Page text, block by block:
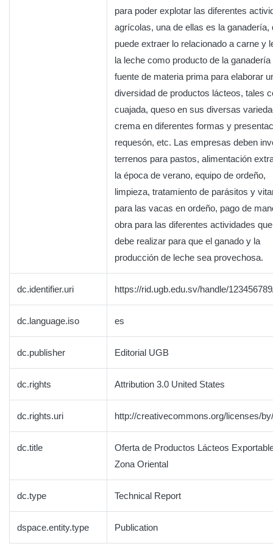
para poder explotar las diferentes
agrícolas, una de ellas es la ganadería,
puede extraer lo relacionado a carne y
la leche como producto de la ganadería
fuente de materia prima para elaborar
diversidad de productos lácteos, tales
cuajada, queso en sus diversas
crema en diferentes formas y
requesón, etc. Las empresas deben
terrenos para pastos, alimentación
la época de verano, equipo de ordeño,
limpieza, tratamiento de parásitos y
para las vacas en ordeño, pago de
obra para las diferentes actividades
debe realizar para que el ganado y la
producción de leche sea provechosa.
dc.identifier.uri https://rid.ugb.edu.sv/handle/
dc.language.iso es
dc.publisher Editorial UGB
dc.rights Attribution 3.0 United States
dc.rights.uri http://creativecommons.org/licenses/
dc.title
Oferta de Productos Lácteos
Zona Oriental
dc.type Technical Report
dspace.entity.type Publication